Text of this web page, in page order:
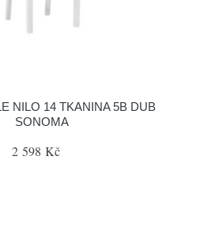
NILO 14 TKANINA 5B DUB
SONOMA
2 598 Kč